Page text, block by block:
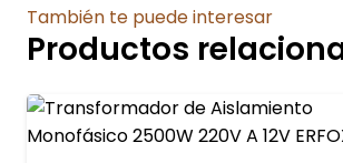
También te puede interesar
Productos